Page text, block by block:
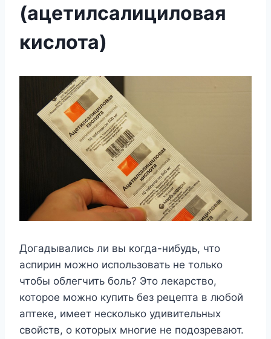
(ацетилсалициловая
кислота)
Догадывались ли вы когда-нибудь, что
аспирин можно использовать не только
чтобы облегчить боль? Это лекарство,
которое можно купить без рецепта в любой
аптеке, имеет несколько удивительных
свойств, о которых многие не подозревают.